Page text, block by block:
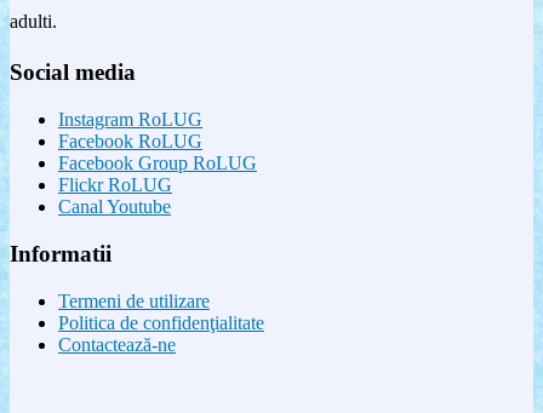
adulti.
Social media
Instagram RoLUG
Facebook RoLUG
Facebook Group RoLUG
Flickr RoLUG
Canal Youtube
Informatii
Termeni de utilizare
Politica de confidenţialitate
Contactează-ne